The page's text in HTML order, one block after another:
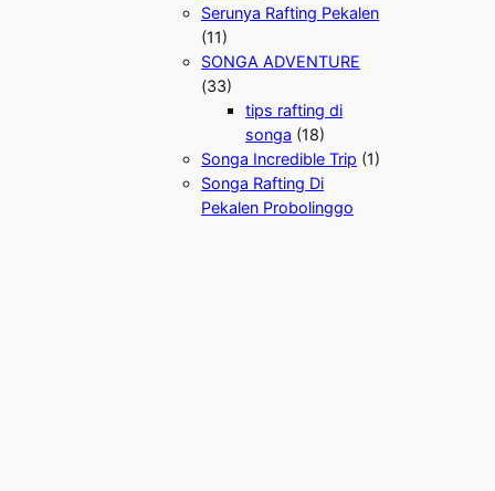
Serunya Rafting Pekalen
(11)
SONGA ADVENTURE
(33)
tips rafting di
songa (18)
Songa Incredible Trip (1)
Songa Rafting Di
Pekalen Probolinggo